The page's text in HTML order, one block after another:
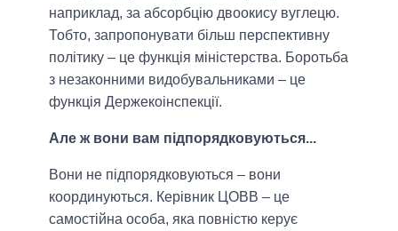
наприклад, за абсорбцію двоокису вуглецю.
Тобто, запропонувати більш перспективну
політику – це функція міністерства. Боротьба
з незаконними видобувальниками – це
функція Держекоінспекції.
Але ж вони вам підпорядковуються...
Вони не підпорядковуються – вони
координуються. Керівник ЦОВВ – це
самостійна особа, яка повністю керує